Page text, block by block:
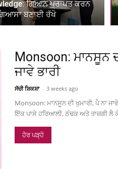
ਗਿਆਨ ਪ੍ਰਾਪਤ ਕਰਨ
ਬਣਾਈ ਰੱਖੋ
Monsoon: ਮਾਨਸੂਨ
ਜਾਵੇ ਭਾਰੀ
ਸੱਚੀ ਸ਼ਿਕਸ਼ਾ - 3 weeks ago
Monsoon: ਮਾਨਸੂਨ ਦੀ ਖੁਮਾਰੀ, ਪੈ ਨਾ
ਇੱਕ ਪਾਸੇ ਹਰਿਆਲੀ, ਠੰਢਕ ਅਤੇ ਤਾਜ਼ਗੀ ਲੈ
ਹੋਰ ਪੜ੍ਹੋ